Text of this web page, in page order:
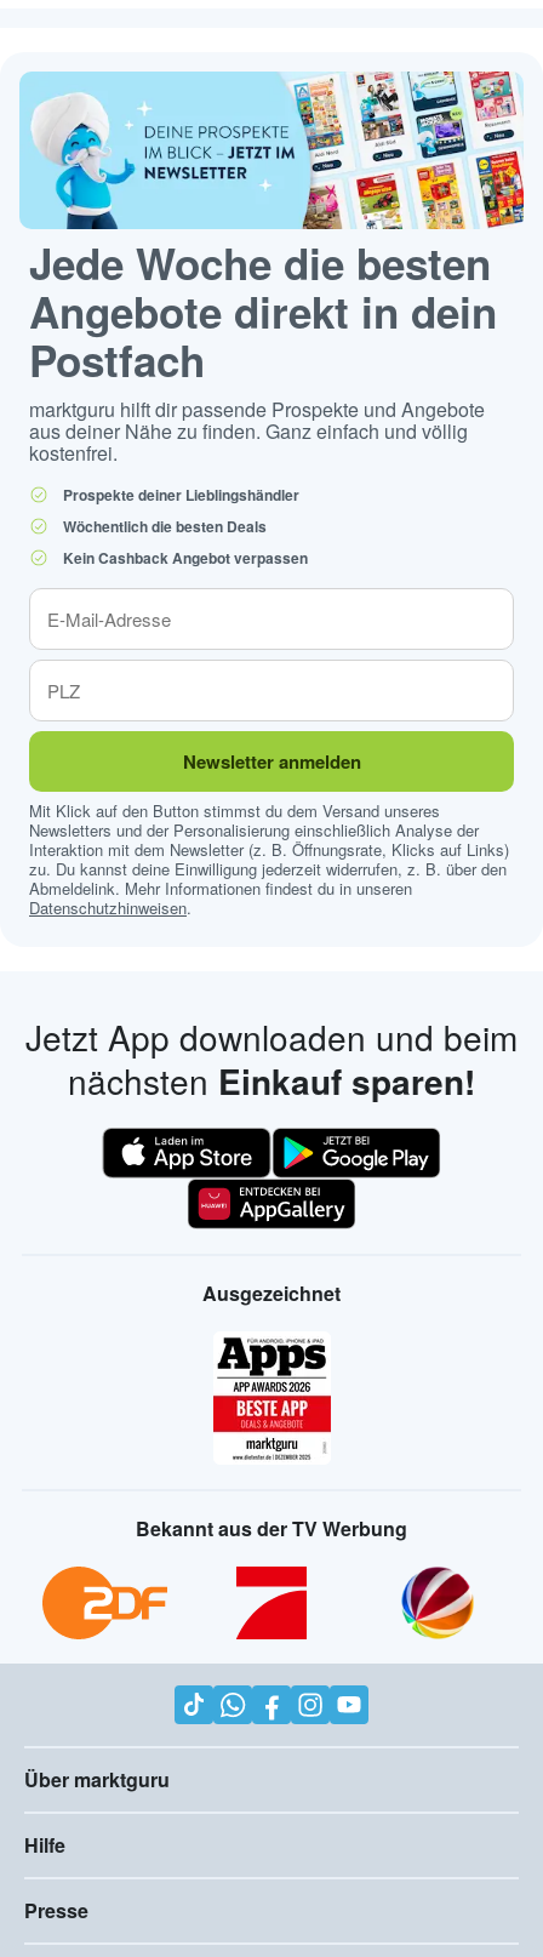
Jede Woche die besten
Angebote direkt in dein
Postfach
marktguru hilft dir passende Prospekte und Angebote
aus deiner Nähe zu finden. Ganz einfach und völlig
kostenfrei.
Prospekte deiner Lieblingshändler
Wöchentlich die besten Deals
Kein Cashback Angebot verpassen
Newsletter anmelden
Mit Klick auf den Button stimmst du dem Versand unseres
Newsletters und der Personalisierung einschließlich Analyse der
Interaktion mit dem Newsletter (z. B. Öffnungsrate, Klicks auf Links)
zu. Du kannst deine Einwilligung jederzeit widerrufen, z. B. über den
Abmeldelink. Mehr Informationen findest du in unseren
Datenschutzhinweisen.
Jetzt App downloaden und beim
nächsten Einkauf sparen!
Ausgezeichnet
Bekannt aus der TV Werbung
Über marktguru
Hilfe
Presse